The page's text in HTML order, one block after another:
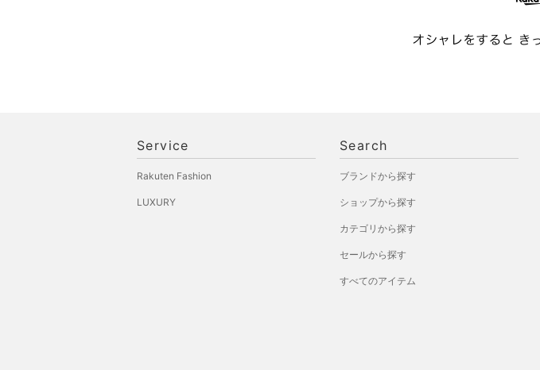
Service
Rakuten Fashion
LUXURY
Search
ブランドから探す
ショップから探す
カテゴリから探す
セールから探す
すべてのアイテム